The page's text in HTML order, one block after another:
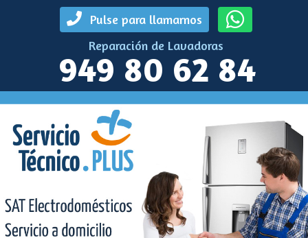
Pulse para llamarnos
Reparación de Lavadoras
949 80 62 84